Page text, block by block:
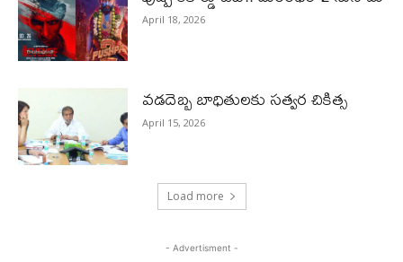
April 18, 2026
వడదెబ్బ బాధితులకు సత్వర చికిత్స
April 15, 2026
Load more
- Advertisment -